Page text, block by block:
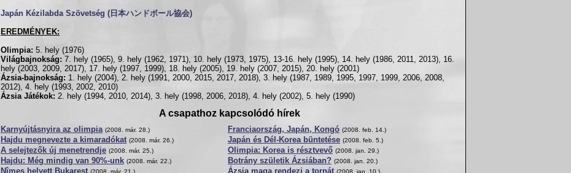
Japán Kézilabda Szövetség (日本ハンドボール協会)
EREDMÉNYEK:
Olimpia: 5. hely (1976)
Világbajnokság: 7. hely (1965), 9. hely (1962, 1971), 10. hely (1973, 1975), 13-16. hely (1995), 14. hely (1986, 2011, 2013), 16.
hely (2003, 2009, 2017), 17. hely (1997, 1999), 18. hely (2005), 19. hely (2007, 2015), 20. hely (2001)
Ázsia-bajnokság: 1. hely (2004), 2. hely (1991, 2000, 2015, 2017, 2018), 3. hely (1987, 1989, 1995, 1997, 1999, 2006, 2008,
2012), 4. hely (1993, 2002, 2010)
Ázsia Játékok: 2. hely (1994, 2010, 2014), 3. hely (1998, 2006, 2018), 4. hely (2002), 5. hely (1990)
A csapathoz kapcsolódó hírek
Karnyújtásnyira az olimpia (2008. már. 28.)
Hajdu megnevezte a kimaradókat (2008. már. 26.)
A selejtezők új menetrendje (2008. már. 25.)
Hajdu: Még mindig van 90%-unk (2008. már. 22.)
Nîmes helyett Bukarest (2008. már. 21.)
Franciaország, Japán, Kongó (2008. feb. 14.)
Japán és Dél-Korea büntetése (2008. feb. 5.)
Olimpia: Korea is résztvevő (2008. jan. 29.)
Botrány születik Ázsiában? (2008. jan. 20.)
Ázsia maga rendezi a tornát (2008. jan. 10.)